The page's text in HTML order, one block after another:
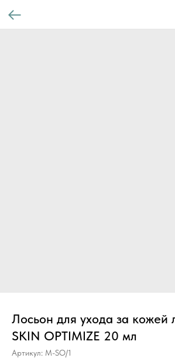
Лосьон для ухода за кожей
SKIN OPTIMIZE 20 мл
Артикул: M-SO/1